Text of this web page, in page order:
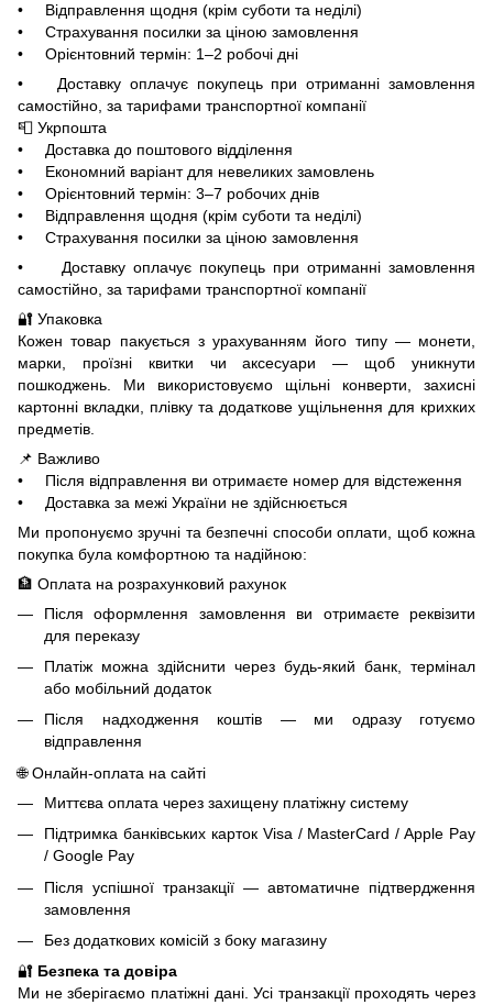
• Відправлення щодня (крім суботи та неділі)
• Страхування посилки за ціною замовлення
• Орієнтовний термін: 1–2 робочі дні
• Доставку оплачує покупець при отриманні замовлення
самостійно, за тарифами транспортної компанії
📮 Укрпошта
• Доставка до поштового відділення
• Економний варіант для невеликих замовлень
• Орієнтовний термін: 3–7 робочих днів
• Відправлення щодня (крім суботи та неділі)
• Страхування посилки за ціною замовлення
• Доставку оплачує покупець при отриманні замовлення
самостійно, за тарифами транспортної компанії
🔐 Упаковка
Кожен товар пакується з урахуванням його типу — монети,
марки, проїзні квитки чи аксесуари — щоб уникнути
пошкоджень. Ми використовуємо щільні конверти, захисні
картонні вкладки, плівку та додаткове ущільнення для крихких
предметів.
📌 Важливо
• Після відправлення ви отримаєте номер для відстеження
• Доставка за межі України не здійснюється
Ми пропонуємо зручні та безпечні способи оплати, щоб кожна
покупка була комфортною та надійною:
🏦 Оплата на розрахунковий рахунок
Після оформлення замовлення ви отримаєте реквізити
для переказу
Платіж можна здійснити через будь-який банк, термінал
або мобільний додаток
Після надходження коштів — ми одразу готуємо
відправлення
🌐 Онлайн-оплата на сайті
Миттєва оплата через захищену платіжну систему
Підтримка банківських карток Visa / MasterCard / Apple Pay
/ Google Pay
Після успішної транзакції — автоматичне підтвердження
замовлення
Без додаткових комісій з боку магазину
🔐 Безпека та довіра
Ми не зберігаємо платіжні дані. Усі транзакції проходять через